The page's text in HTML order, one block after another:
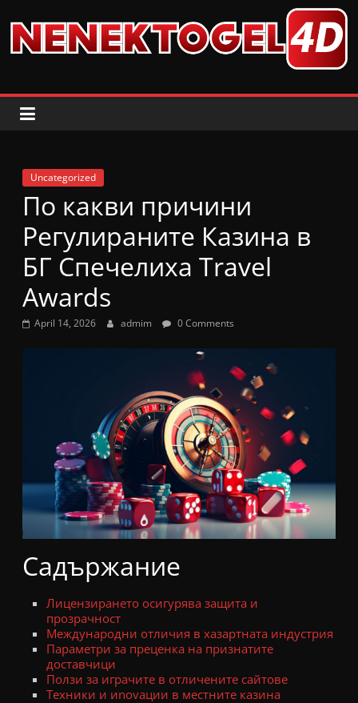
content
Uncategorized
По какви причини
Регулираните Казина в
БГ Спечелиха Travel
Awards
April 14, 2026 admim 0 Comments
Садържание
Лицензирането осигурява защита и
прозрачност
Международни отличия в хазартната индустрия
Параметри за преценка на признатите
доставчици
Ползи за играчите в отличените сайтове
Техники и иnovации в местните казина